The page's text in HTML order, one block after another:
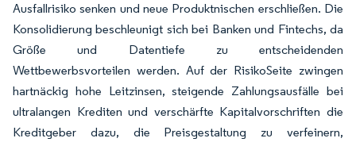
Ausfallrisiko senken und neue Produktnischen erschließen. Die
Konsolidierung beschleunigt sich bei Banken und Fintechs, da
Größe und Datentiefe zu entscheidenden
Wettbewerbsvorteilen werden. Auf der RisikoSeite zwingen
hartnäckig hohe Leitzinsen, steigende Zahlungsausfälle bei
ultralangen Krediten und verschärfte Kapitalvorschriften die
Kreditgeber dazu, die Preisgestaltung zu verfeinern,